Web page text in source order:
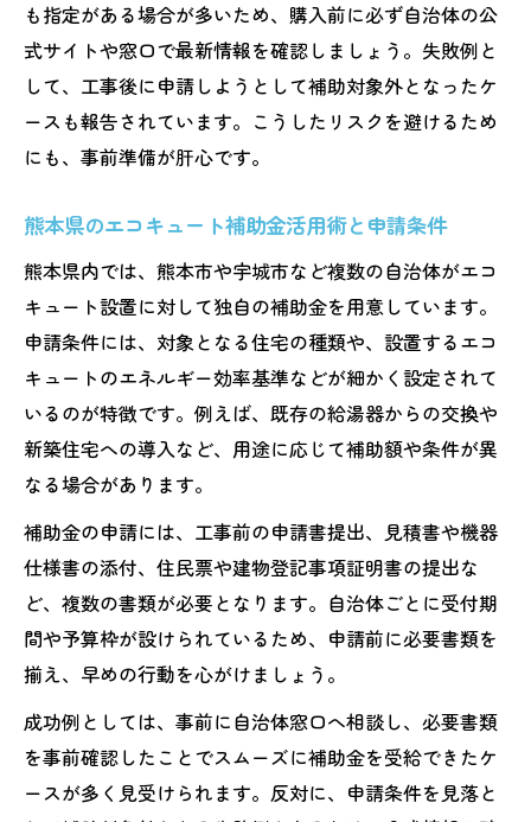
も指定がある場合が多いため、購入前に必ず自治体の公
式サイトや窓口で最新情報を確認しましょう。失敗例と
して、工事後に申請しようとして補助対象外となったケ
ースも報告されています。こうしたリスクを避けるため
にも、事前準備が肝心です。
熊本県のエコキュート補助金活用術と申請条件
熊本県内では、熊本市や宇城市など複数の自治体がエコ
キュート設置に対して独自の補助金を用意しています。
申請条件には、対象となる住宅の種類や、設置するエコ
キュートのエネルギー効率基準などが細かく設定されて
いるのが特徴です。例えば、既存の給湯器からの交換や
新築住宅への導入など、用途に応じて補助額や条件が異
なる場合があります。
補助金の申請には、工事前の申請書提出、見積書や機器
仕様書の添付、住民票や建物登記事項証明書の提出な
ど、複数の書類が必要となります。自治体ごとに受付期
間や予算枠が設けられているため、申請前に必要書類を
揃え、早めの行動を心がけましょう。
成功例としては、事前に自治体窓口へ相談し、必要書類
を事前確認したことでスムーズに補助金を受給できたケ
ースが多く見受けられます。反対に、申請条件を見落と